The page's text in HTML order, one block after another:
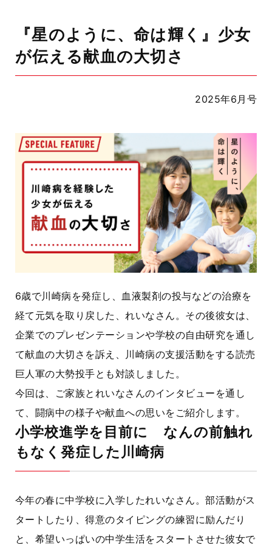
『星のように、命は輝く』少女
が伝える献血の大切さ
2025年6月号
6歳で川崎病を発症し、血液製剤の投与などの治療を
経て元気を取り戻した、れいなさん。その後彼女は、
企業でのプレゼンテーションや学校の自由研究を通し
て献血の大切さを訴え、川崎病の支援活動をする読売
巨人軍の大勢投手とも対談しました。
今回は、ご家族とれいなさんのインタビューを通し
て、闘病中の様子や献血への思いをご紹介します。
小学校進学を目前に なんの前触れ
もなく発症した川崎病
今年の春に中学校に入学したれいなさん。部活動がス
タートしたり、得意のタイピングの練習に励んだり
と、希望いっぱいの中学生活をスタートさせた彼女で